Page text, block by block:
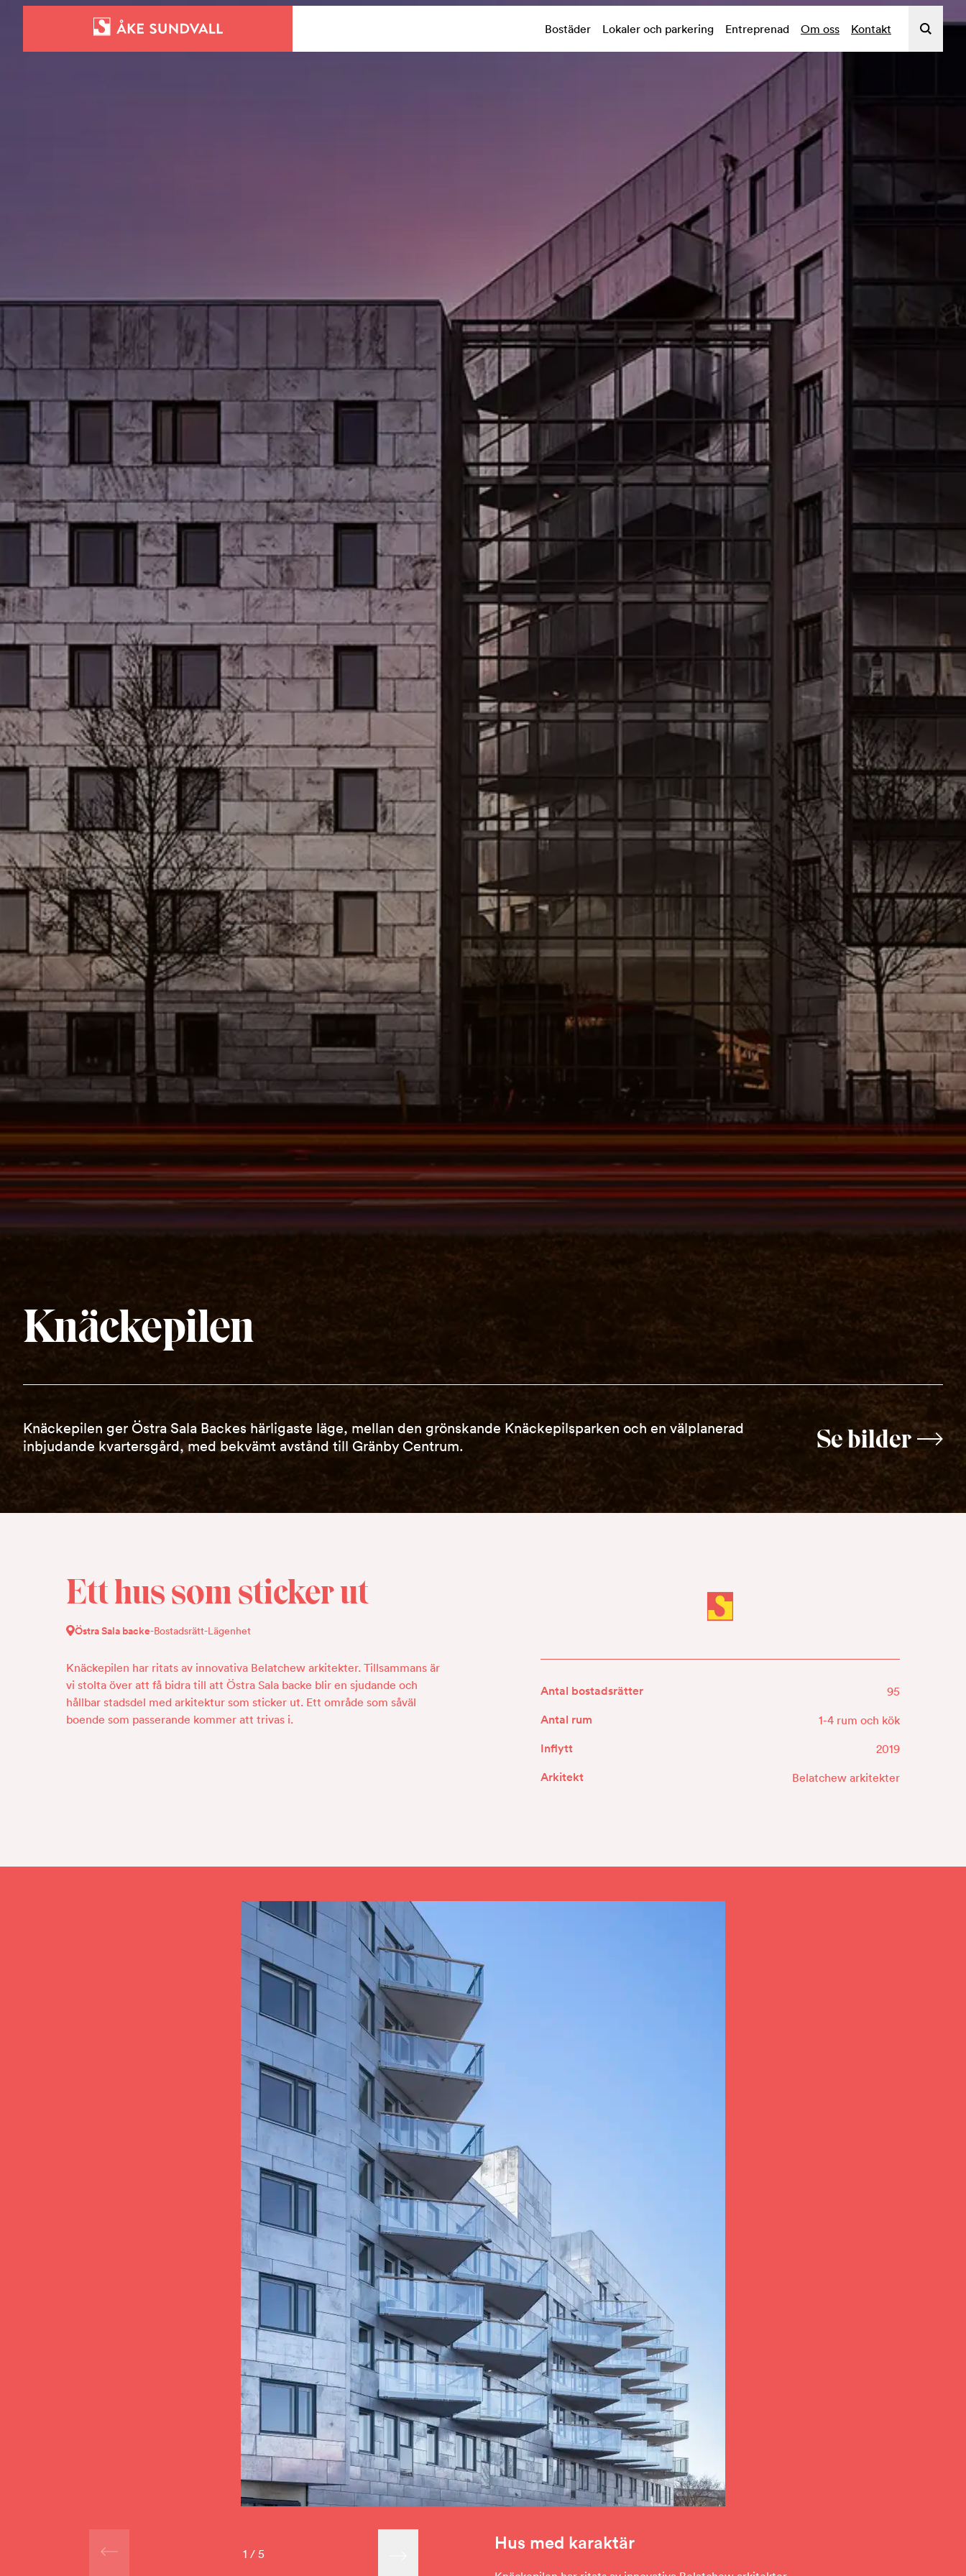
Bostäder Lokaler och parkering Entreprenad Om oss Kontakt
Bostäder
Knäckepilen
Knäckepilen ger Östra Sala Backes härligaste läge, mellan den grönskande Knäckepilsparken och en välplanerad
inbjudande kvartersgård, med bekvämt avstånd till Gränby Centrum.
Se bilder
Ett hus som sticker ut
Östra Sala backe-Bostadsrätt-Lägenhet
Knäckepilen har ritats av innovativa Belatchew arkitekter. Tillsammans är
vi stolta över att få bidra till att Östra Sala backe blir en sjudande och
hållbar stadsdel med arkitektur som sticker ut. Ett område som såväl
boende som passerande kommer att trivas i.
Antal bostadsrätter 95
Antal rum 1-4 rum och kök
Inflytt 2019
Arkitekt Belatchew arkitekter
1 / 5
Hus med karaktär